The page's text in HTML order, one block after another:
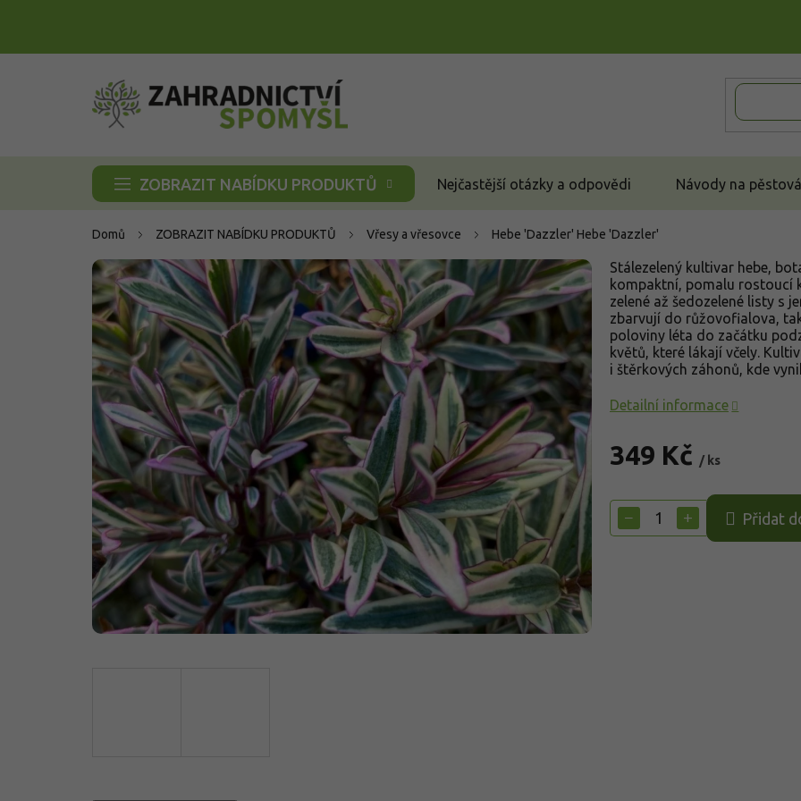
ZOBRAZIT NABÍDKU PRODUKTŮ Nejčastější otázky a odpovědi Návody na
Domů ZOBRAZIT NABÍDKU PRODUKTŮ Vřesy a vřesovce Hebe 'Dazzler' Hebe 'Dazzler'
349 Kč / ks
cena:
+
− Přidat
Stálezelený kultivar hebe,
kompaktní, pomalu rostoucí
zelené až šedozelené listy s
zbarvují do růžovofialova,
poloviny léta do začátku
květů, které lákají včely.
i štěrkových záhonů, kde
Detailní informace